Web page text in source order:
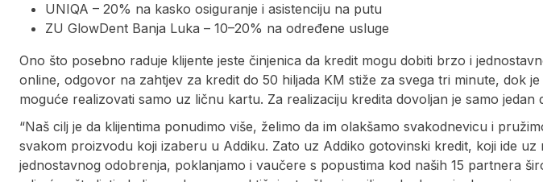
UNIQA – 20% na kasko osiguranje i asistenciju na putu
ZU GlowDent Banja Luka – 10–20% na određene usluge
Ono što posebno raduje klijente jeste činjenica da kredit mogu dobiti brzo i
online, odgovor na zahtjev za kredit do 50 hiljada KM stiže za svega tri minute, dok
moguće realizovati samo uz ličnu kartu. Za realizaciju kredita dovoljan je samo jedan
“Naš cilj je da klijentima ponudimo više, želimo da im olakšamo svakodnevicu i
svakom proizvodu koji izaberu u Addiku. Zato uz Addiko gotovinski kredit, koji ide uz
jednostavnog odobrenja, poklanjamo i vaučere s popustima kod naših 15 partnera